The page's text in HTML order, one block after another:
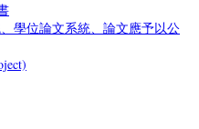
學位論文系統、論文應予以公